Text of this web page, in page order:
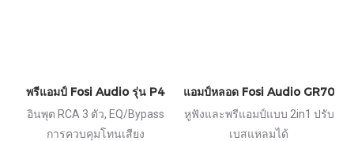
พรีแอมป์ Fosi Audio รุ่น P4
อินพุต RCA 3 ตัว, EQ/Bypass
การควบคุมโทนเสียง
แอมป์หลอด Fosi Audio GR70
หูฟังและพรีแอมป์แบบ 2in1 ปรับ
เบสแหลมได้